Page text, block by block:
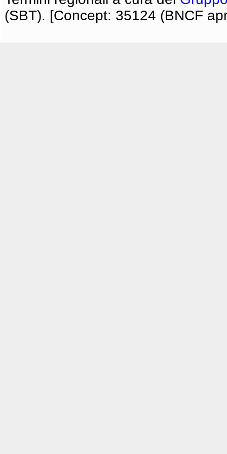
(SBT). [Concept: 35124 (BNCF